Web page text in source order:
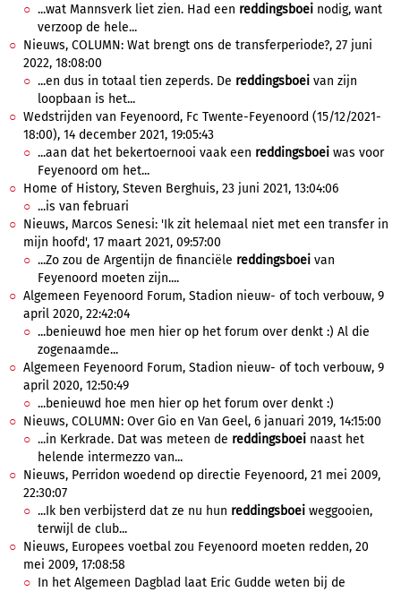
...wat Mannsverk liet zien. Had een reddingsboei nodig, want
verzoop de hele...
Nieuws, COLUMN: Wat brengt ons de transferperiode?, 27 juni
2022, 18:08:00
...en dus in totaal tien zeperds. De reddingsboei van zijn
loopbaan is het...
Wedstrijden van Feyenoord, Fc Twente-Feyenoord (15/12/2021-
18:00), 14 december 2021, 19:05:43
...aan dat het bekertoernooi vaak een reddingsboei was voor
Feyenoord om het...
Home of History, Steven Berghuis, 23 juni 2021, 13:04:06
...is van februari
Nieuws, Marcos Senesi: 'Ik zit helemaal niet met een transfer in
mijn hoofd', 17 maart 2021, 09:57:00
...Zo zou de Argentijn de financiële reddingsboei van
Feyenoord moeten zijn....
Algemeen Feyenoord Forum, Stadion nieuw- of toch verbouw, 9
april 2020, 22:42:04
...benieuwd hoe men hier op het forum over denkt :) Al die
zogenaamde...
Algemeen Feyenoord Forum, Stadion nieuw- of toch verbouw, 9
april 2020, 12:50:49
...benieuwd hoe men hier op het forum over denkt :)
Nieuws, COLUMN: Over Gio en Van Geel, 6 januari 2019, 14:15:00
...in Kerkrade. Dat was meteen de reddingsboei naast het
helende intermezzo van...
Nieuws, Perridon woedend op directie Feyenoord, 21 mei 2009,
22:30:07
...Ik ben verbijsterd dat ze nu hun reddingsboei weggooien,
terwijl de club...
Nieuws, Europees voetbal zou Feyenoord moeten redden, 20
mei 2009, 17:08:58
In het Algemeen Dagblad laat Eric Gudde weten bij de